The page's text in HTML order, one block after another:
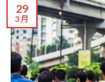
29
3 月